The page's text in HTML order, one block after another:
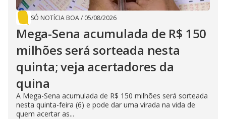
SÓ NOTÍCIA BOA/ 05/08/2026
Mega-Sena acumulada de R$ 150
milhões será sorteada nesta
quinta; veja acertadores da
quina
A Mega-Sena acumulada de R$ 150 milhões será sorteada
nesta quinta-feira (6) e pode dar uma virada na vida de
quem acertar as...